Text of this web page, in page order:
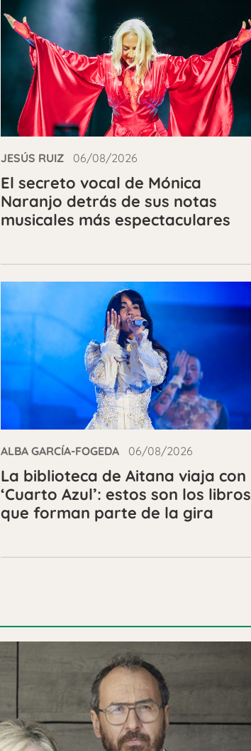
JESÚS RUIZ 06/08/2026
El secreto vocal de Mónica
Naranjo detrás de sus notas
musicales más espectaculares
ALBA GARCÍA-FOGEDA 06/08/2026
La biblioteca de Aitana viaja con
‘Cuarto Azul’: estos son los libros
que forman parte de la gira